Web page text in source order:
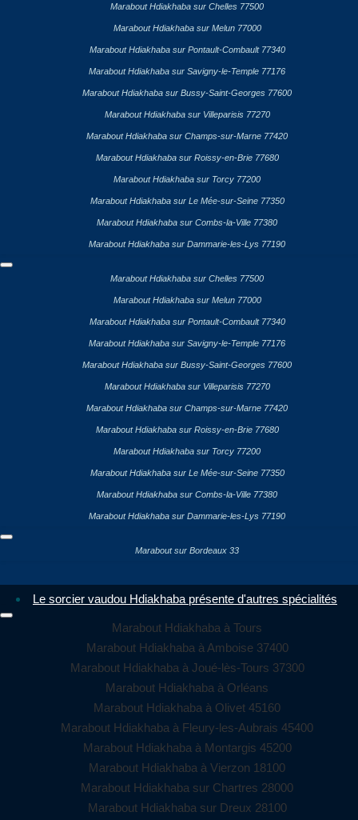
Marabout Hdiakhaba sur Chelles 77500
Marabout Hdiakhaba sur Melun 77000
Marabout Hdiakhaba sur Pontault-Combault 77340
Marabout Hdiakhaba sur Savigny-le-Temple 77176
Marabout Hdiakhaba sur Bussy-Saint-Georges 77600
Marabout Hdiakhaba sur Villeparisis 77270
Marabout Hdiakhaba sur Champs-sur-Marne 77420
Marabout Hdiakhaba sur Roissy-en-Brie 77680
Marabout Hdiakhaba sur Torcy 77200
Marabout Hdiakhaba sur Le Mée-sur-Seine 77350
Marabout Hdiakhaba sur Combs-la-Ville 77380
Marabout Hdiakhaba sur Dammarie-les-Lys 77190
Marabout Hdiakhaba sur Chelles 77500
Marabout Hdiakhaba sur Melun 77000
Marabout Hdiakhaba sur Pontault-Combault 77340
Marabout Hdiakhaba sur Savigny-le-Temple 77176
Marabout Hdiakhaba sur Bussy-Saint-Georges 77600
Marabout Hdiakhaba sur Villeparisis 77270
Marabout Hdiakhaba sur Champs-sur-Marne 77420
Marabout Hdiakhaba sur Roissy-en-Brie 77680
Marabout Hdiakhaba sur Torcy 77200
Marabout Hdiakhaba sur Le Mée-sur-Seine 77350
Marabout Hdiakhaba sur Combs-la-Ville 77380
Marabout Hdiakhaba sur Dammarie-les-Lys 77190
Marabout sur Bordeaux 33
Le sorcier vaudou Hdiakhaba présente d'autres spécialités
Marabout Hdiakhaba à Tours
Marabout Hdiakhaba à Amboise 37400
Marabout Hdiakhaba à Joué-lès-Tours 37300
Marabout Hdiakhaba à Orléans
Marabout Hdiakhaba à Olivet 45160
Marabout Hdiakhaba à Fleury-les-Aubrais 45400
Marabout Hdiakhaba à Montargis 45200
Marabout Hdiakhaba à Vierzon 18100
Marabout Hdiakhaba sur Chartres 28000
Marabout Hdiakhaba sur Dreux 28100